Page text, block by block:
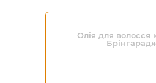
Олія для волосся